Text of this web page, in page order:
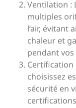
Ventilation :
multiples
l’air, évitant
chaleur et
pendant
Certification
choisissez
sécurité en